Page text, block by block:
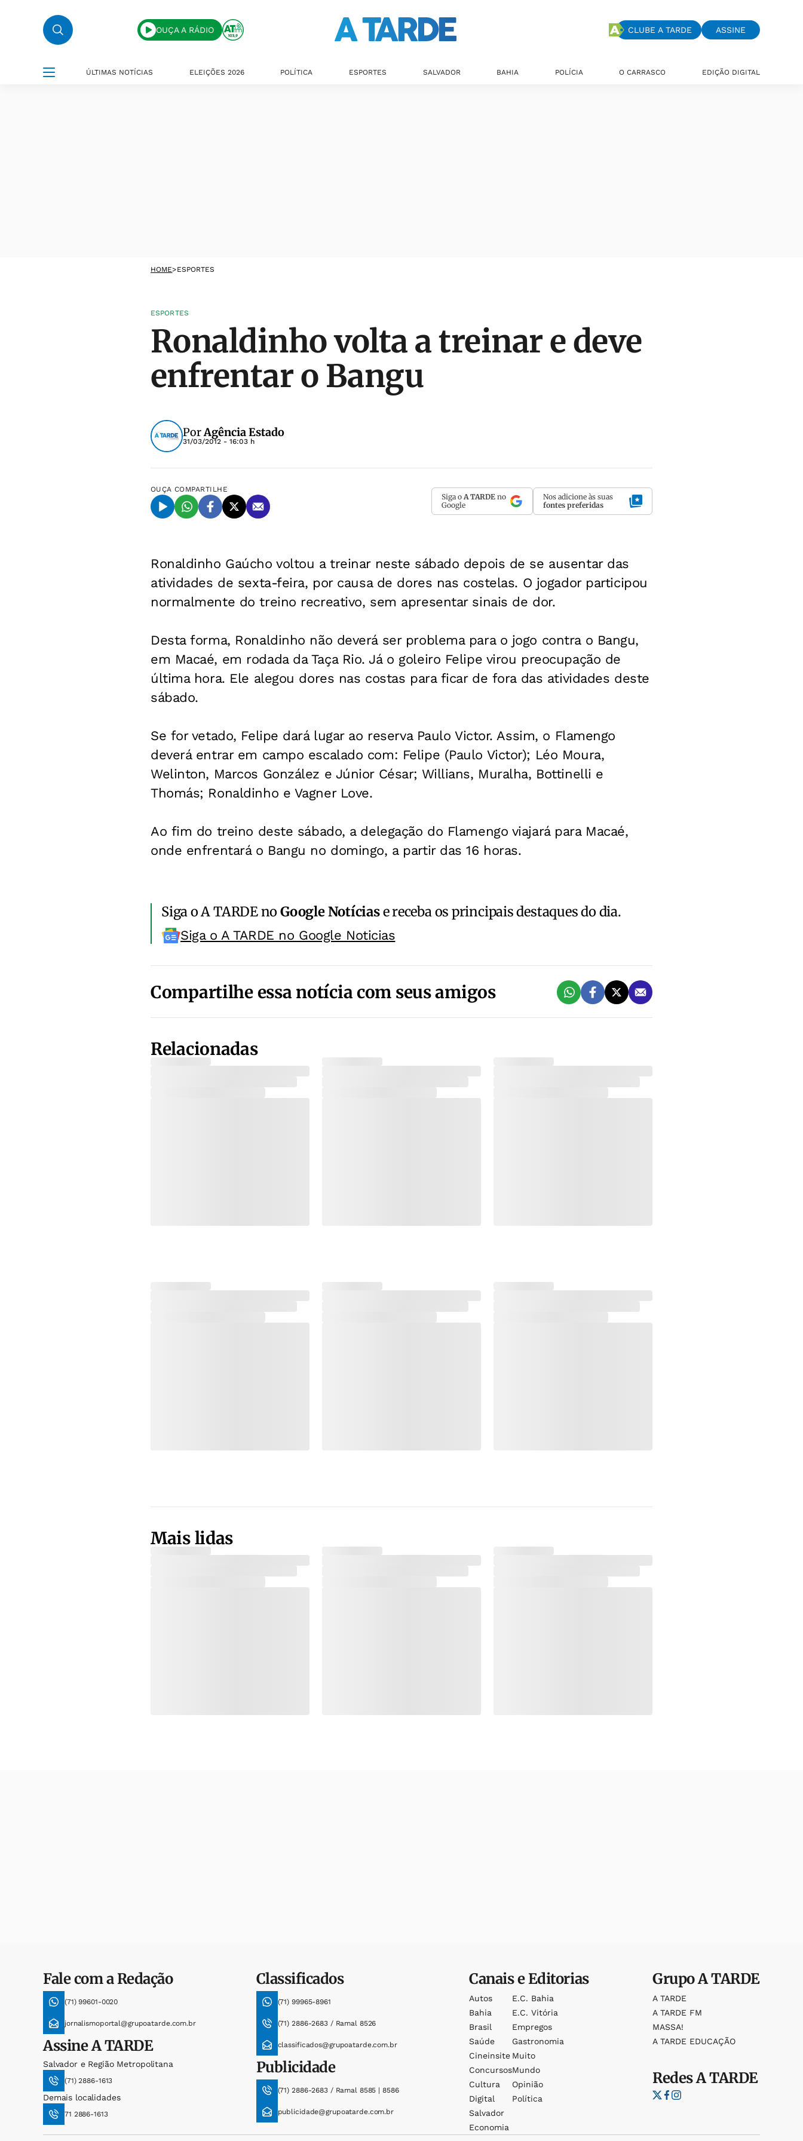
OUÇA A RÁDIO CLUBE A TARDE ASSINE
ÚLTIMAS NOTÍCIAS ELEIÇÕES 2026 POLÍTICA ESPORTES SALVADOR BAHIA POLÍCIA O CARRASCO EDIÇÃO DIGITAL
HOME>ESPORTES
ESPORTES
Ronaldinho volta a treinar e deve
enfrentar o Bangu
PorAgência Estado
31/03/2012 - 16:03 h
OUÇA COMPARTILHE
Siga o A TARDE no
Google
Nos adicione às suas
fontes preferidas
Ronaldinho Gaúcho voltou a treinar neste sábado depois de se ausentar das
atividades de sexta-feira, por causa de dores nas costelas. O jogador participou
normalmente do treino recreativo, sem apresentar sinais de dor.
Desta forma, Ronaldinho não deverá ser problema para o jogo contra o Bangu,
em Macaé, em rodada da Taça Rio. Já o goleiro Felipe virou preocupação de
última hora. Ele alegou dores nas costas para ficar de fora das atividades deste
sábado.
Se for vetado, Felipe dará lugar ao reserva Paulo Victor. Assim, o Flamengo
deverá entrar em campo escalado com: Felipe (Paulo Victor); Léo Moura,
Welinton, Marcos González e Júnior César; Willians, Muralha, Bottinelli e
Thomás; Ronaldinho e Vagner Love.
Ao fim do treino deste sábado, a delegação do Flamengo viajará para Macaé,
onde enfrentará o Bangu no domingo, a partir das 16 horas.
Siga o A TARDE noGoogle Notíciase receba os principais destaques do dia.
Siga o A TARDE no Google Noticias
Compartilhe essa notícia com seus amigos
Relacionadas
Mais lidas
Fale com a Redação
(71) 99601-0020
jornalismoportal@grupoatarde.com.br
AssineA TARDE
Salvador e Região Metropolitana
(71) 2886-1613
Demais localidades
71 2886-1613
Classificados
(71) 99965-8961
(71) 2886-2683 / Ramal 8526
classificados@grupoatarde.com.br
Publicidade
(71) 2886-2683 / Ramal 8585 | 8586
publicidade@grupoatarde.com.br
Canais e Editorias
Autos
Bahia
Brasil
Saúde
Cineinsite
Concursos
Cultura
Digital
Salvador
Economia
E.c. Bahia
E.c. Vitória
Empregos
Gastronomia
Muito
Mundo
Opinião
Política
GrupoA TARDE
A TARDE
A TARDE FM
MASSA!
A TARDE EDUCAÇÃO
RedesA TARDE